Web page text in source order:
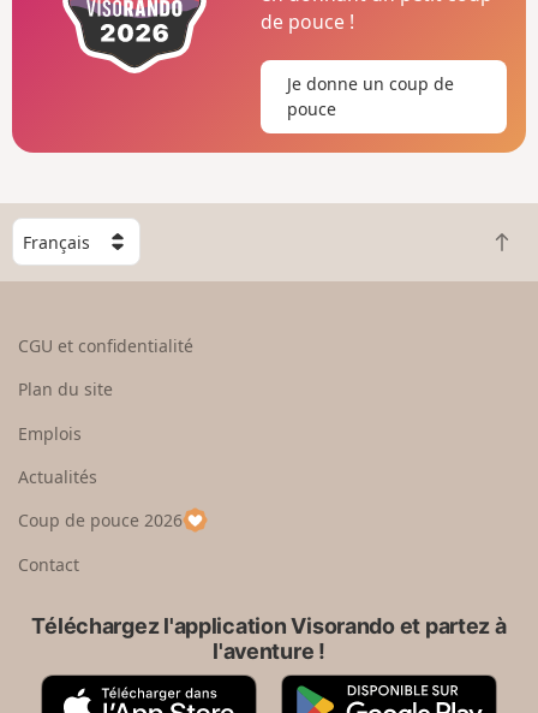
de pouce !
Je donne un coup de
pouce
C
h
o
e
u
p
a
R
e
CGU et confidentialité
Plan du site
Emplois
Actualités
Coup de pouce 2026
Contact
Téléchargez l'application Visorando et partez à
l'aventure !
A
G